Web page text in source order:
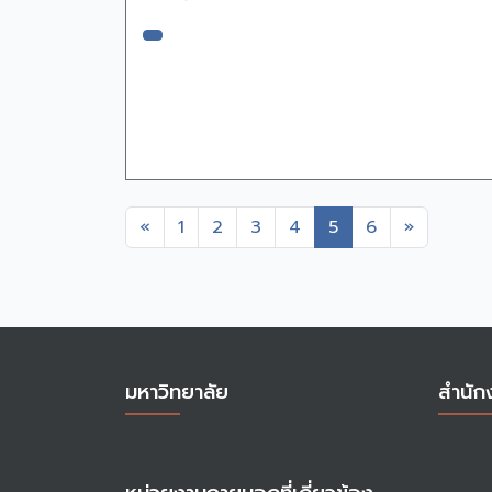
« Previous
1 2 3 4 5 6 »Next
มหาวิทยาลัย สำนั